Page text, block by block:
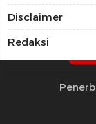
Disclaimer
Redaksi